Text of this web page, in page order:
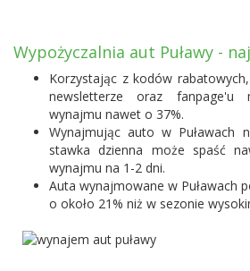
Wypożyczalnia aut Puławy -
Korzystając z kodów
newsletterze oraz fanpage'u
wynajmu nawet o 37%.
Wynajmując auto w Puławach
stawka dzienna może spaść
wynajmu na 1-2 dni.
Auta wynajmowane w Puławach
o około 21% niż w sezonie